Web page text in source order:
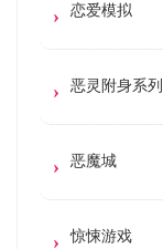
恋爱模拟
恶灵附身系列
恶魔城
惊悚游戏